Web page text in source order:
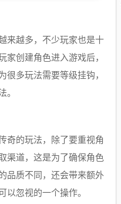
来越多，不少玩家也是十
家创建角色进入游戏后，
很多玩法需要等级挂钩，
。
奇的玩法，除了要重视角
渠道，这是为了确保角色
品质不同，还会带来额外
以忽视的一个操作。